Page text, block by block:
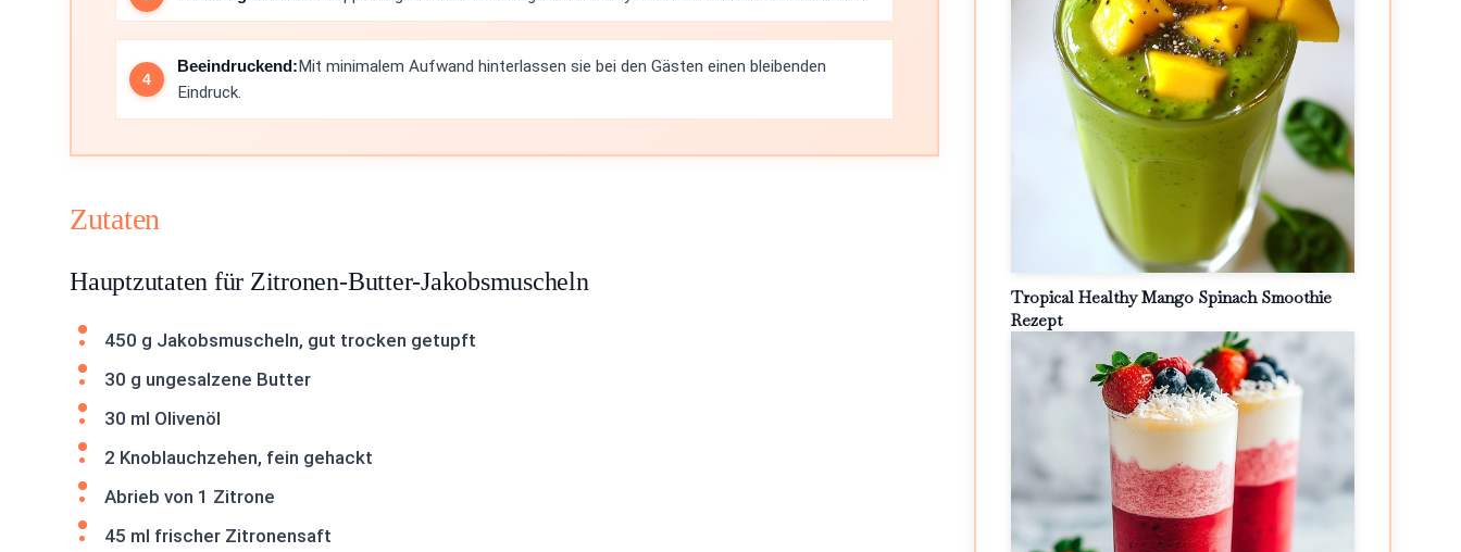
Beeindruckend:Mit minimalem Aufwand hinterlassen sie bei den Gästen einen bleibenden
Eindruck.
Zutaten
Hauptzutaten für Zitronen-Butter-Jakobsmuscheln
450 g Jakobsmuscheln, gut trocken getupft
30 g ungesalzene Butter
30 ml Olivenöl
2 Knoblauchzehen, fein gehackt
Abrieb von 1 Zitrone
45 ml frischer Zitronensaft
Tropical Healthy Mango Spinach Smoothie
Rezept